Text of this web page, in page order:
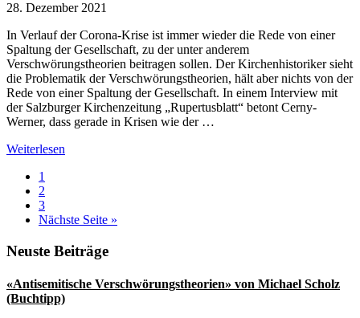
28. Dezember 2021
In Verlauf der Corona-Krise ist immer wieder die Rede von einer
Spaltung der Gesellschaft, zu der unter anderem
Verschwörungstheorien beitragen sollen. Der Kirchenhistoriker sieht
die Problematik der Verschwörungstheorien, hält aber nichts von der
Rede von einer Spaltung der Gesellschaft. In einem Interview mit
der Salzburger Kirchenzeitung „Rupertusblatt“ betont Cerny-
Werner, dass gerade in Krisen wie der …
Kirchenhistoriker
keine
Spaltung
Gesellschaft
Weiterlesen
Seite
1
Seite
2
Seite
3
Nächste Seite aufrufen
»
Seitenspalte
Neuste Beiträge
«Antisemitische Verschwörungstheorien» von Michael Scholz
(Buchtipp)